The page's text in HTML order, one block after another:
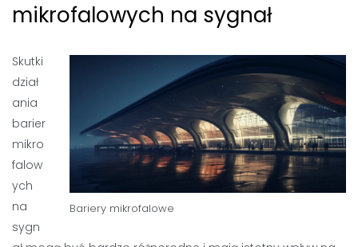
mikrofalowych na sygnał
Bariery mikrofalowe
Skutki
dział
ania
barier
mikro
falow
ych
na
sygn